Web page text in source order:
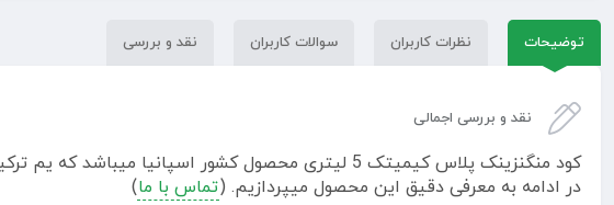
توضیحات نظرات کاربران سوالات کاربران نقد و بررسی
نقد و بررسی اجمالی
کود منگنزینک پلاس کیمیتک 5 لیتری محصول کشور
در ادامه به معرفی دقیق این محصول میپردازیم. (تماس با ما)